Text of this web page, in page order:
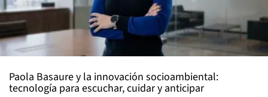
Paola Basaure y la innovación socioambiental:
tecnología para escuchar, cuidar y anticipar